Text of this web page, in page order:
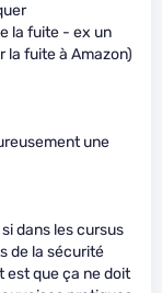
la fuite - ex un
la fuite à Amazon)
une
dans les cursus
de la sécurité
est que ça ne doit